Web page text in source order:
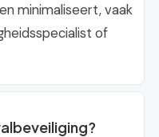
minimaliseert, vaak
of